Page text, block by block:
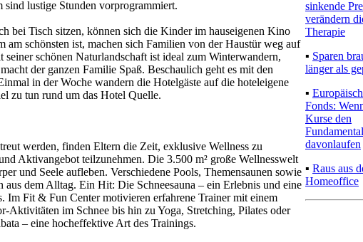
lustige Stunden vorprogrammiert.
bei Tisch sitzen, können sich die Kinder im hauseigenen Kino
am schönsten ist, machen sich Familien von der Haustür weg auf
schönen Naturlandschaft ist ideal zum Winterwandern,
der ganzen Familie Spaß. Beschaulich geht es mit den
in der Woche wandern die Hotelgäste auf die hoteleigene
zu tun rund um das Hotel Quelle.
werden, finden Eltern die Zeit, exklusive Wellness zu
Aktivangebot teilzunehmen. Die 3.500 m² große Wellnesswelt
und Seele aufleben. Verschiedene Pools, Themensaunen sowie
dem Alltag. Ein Hit: Die Schneesauna – ein Erlebnis und eine
Im Fit & Fun Center motivieren erfahrene Trainer mit einem
Aktivitäten im Schnee bis hin zu Yoga, Stretching, Pilates oder
– eine hocheffektive Art des Trainings.
sinkende
verändern
Therapie
▪ Sparen
länger als
▪
Fonds:
Kurse den
davonlaufen
▪ Raus aus
Homeoffice